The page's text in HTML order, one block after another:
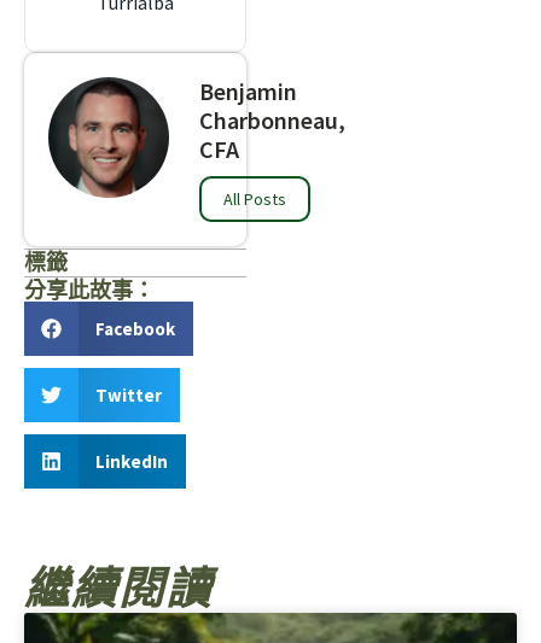
Benjamin
Charbonneau,
CFA
All Posts
標籤
分享此故事：
Facebook
Twitter
LinkedIn
繼續閱讀